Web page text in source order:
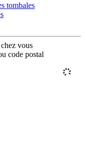
tombales
vous
code postal